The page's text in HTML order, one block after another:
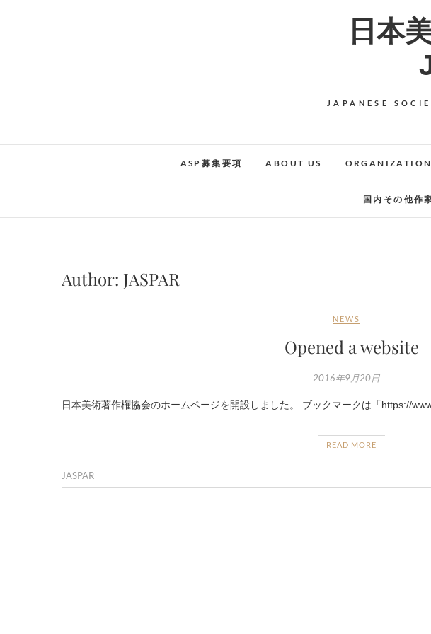
日本
JAPANESE
ASP募集要項 ABOUT US ORGANIZATION
国内その他作
Author: JASPAR
NEWS
Opened a website
2016年9月20日
日本美術著作権協会のホームページを開設しました。 ブックマークは「https://
READ MORE
JASPAR